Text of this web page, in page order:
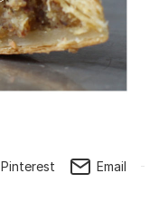
Pinterest Email